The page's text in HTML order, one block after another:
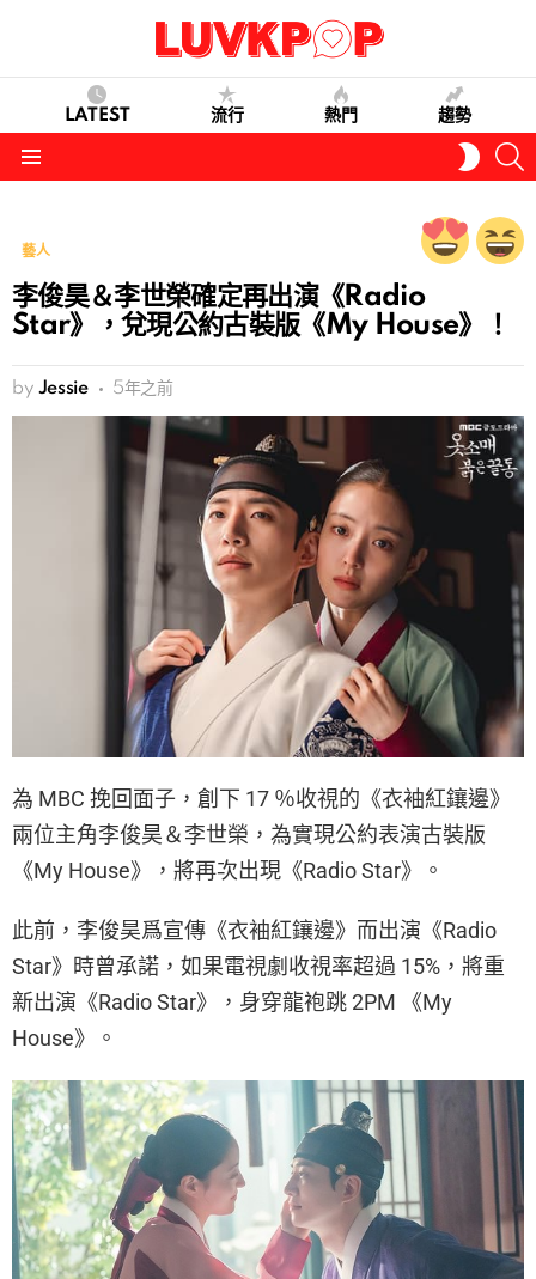
LATEST 流行 熱門 趨勢
SKIN
藝人
李俊昊＆李世榮確定再出演《Radio
Star》，兌現公約古裝版《My House》！
by Jessie 5年之前
為 MBC 挽回面子，創下 17 ％收視的《衣袖紅鑲邊》
兩位主角李俊昊＆李世榮，為實現公約表演古裝版
《My House》，將再次出現《Radio Star》。
此前，李俊昊爲宣傳《衣袖紅鑲邊》而出演《Radio
Star》時曾承諾，如果電視劇收視率超過 15%，將重
新出演《Radio Star》，身穿龍袍跳 2PM 《My
House》。